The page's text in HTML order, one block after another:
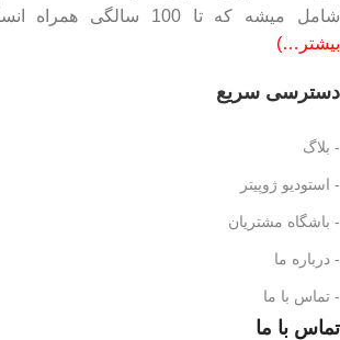
شامل میشه که تا 100 سالگی همراه انسان هاست.
بیشتر…)
دسترسی سریع
- بلاگ
- استودیو ژوپیتر
- باشگاه مشتریان
- درباره ما
- تماس با ما
تماس با ما